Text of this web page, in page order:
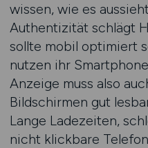
wissen, wie es
Authentizität schlägt
sollte mobil optimiert
nutzen ihr
Anzeige muss also
Bildschirmen gut
Lange Ladezeiten,
nicht klickbare